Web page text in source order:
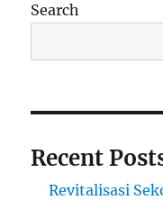
Search
Recent
Revitalisasi